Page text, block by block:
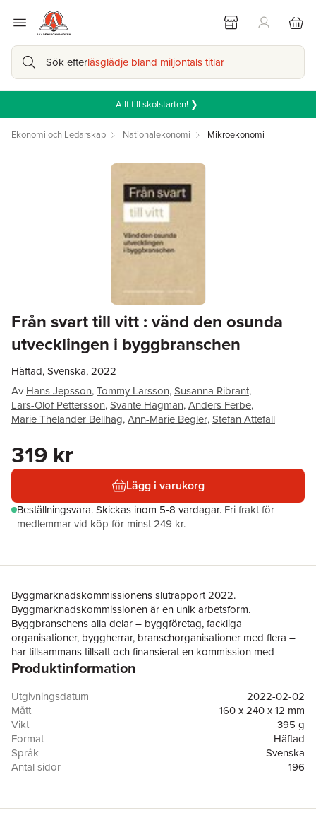
Sök efterläsglädje bland miljontals titlar
Allt till skolstarten! ❯
Ekonomi och Ledarskap Nationalekonomi Mikroekonomi
Från svart till vitt : vänd den osunda
utvecklingen i byggbranschen
Häftad, Svenska, 2022
Av Hans Jepsson,Tommy Larsson,Susanna Ribrant,
Lars-Olof Pettersson,Svante Hagman,Anders Ferbe,
Marie Thelander Bellhag,Ann-Marie Begler,Stefan Attefall
319 kr
Lägg i varukorg
Beställningsvara.Skickas inom 5-8 vardagar. Fri frakt för
medlemmar vid köp för minst 249 kr.
Byggmarknadskommissionens slutrapport 2022.
Byggmarknadskommissionen är en unik arbetsform.
Byggbranschens alla delar – byggföretag, fackliga
organisationer, byggherrar, branschorganisationer med flera –
har tillsammans tillsatt och finansierat en kommission med
uppdrag att kartlägga och bedöma rådande förhållanden på
föreslå åtgärder som främjar en sund byggbransch med goda
sociala villkor för löntagare och företag som betalar skatter och
avgifter, samt säkerställer likvärdiga konkurrensvillkor mellan
företagen.
Produktinformation
Utgivningsdatum
2022-02-02
Mått
160 x 240 x 12 mm
Vikt
395 g
Format
Häftad
Språk
Svenska
Antal sidor
196